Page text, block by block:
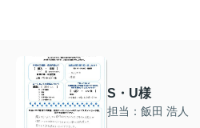
S・U様
担当：飯田 浩人